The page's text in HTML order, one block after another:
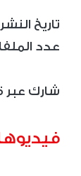
9/18/2017 7:57:59 PM :تاريخ النشر
9 :عدد
شارك عبر